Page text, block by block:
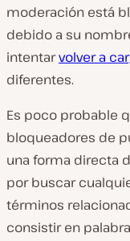
moderación está
debido a su
intentarvolver a
diferentes.
Es poco probable
bloqueadores de
una forma directa
por buscar
términos
consistir en